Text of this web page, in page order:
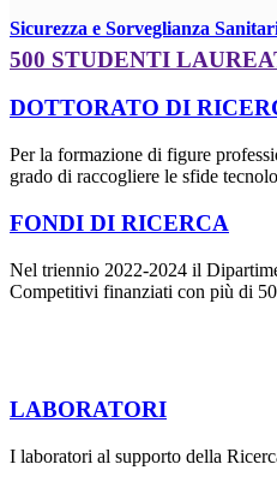
Sicurezza e Sorveglianza
500 STUDENTI
DOTTORATO DI
Per la formazione di figure
grado di raccogliere le sfide
FONDI DI RICERCA
Nel triennio 2022-2024 il
Competitivi finanziati con più di
LABORATORI
I laboratori al supporto della